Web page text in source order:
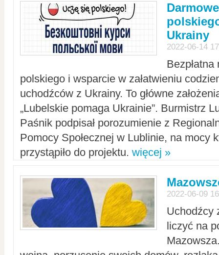
Ukrainy
2022-06-14
polskiego i wsparcie w załatwieniu
uchodźców z Ukrainy. To główne
„Lubelskie pomaga Ukrainie”. Burmistrz
Paśnik podpisał porozumienie z
Pomocy Społecznej w Lublinie, na mocy
przystąpiło do projektu. więcej »
2022-06-09
Uchodźcy
liczyć na